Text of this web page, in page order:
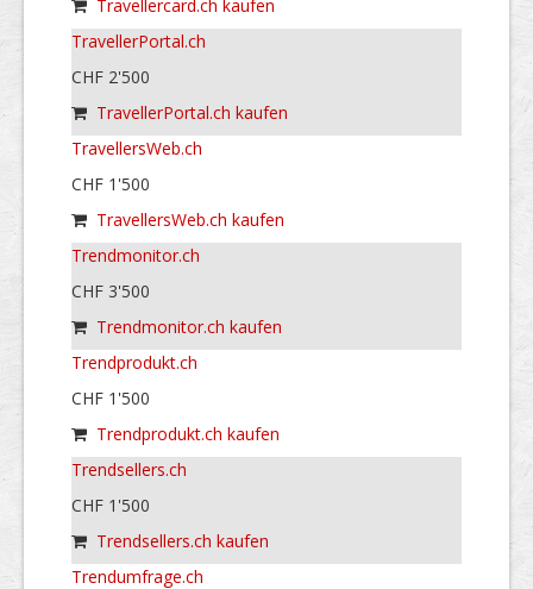
Travellercard.ch kaufen
TravellerPortal.ch
CHF 2'500
TravellerPortal.ch kaufen
TravellersWeb.ch
CHF 1'500
TravellersWeb.ch kaufen
Trendmonitor.ch
CHF 3'500
Trendmonitor.ch kaufen
Trendprodukt.ch
CHF 1'500
Trendprodukt.ch kaufen
Trendsellers.ch
CHF 1'500
Trendsellers.ch kaufen
Trendumfrage.ch